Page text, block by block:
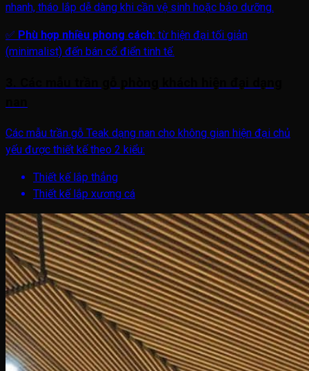
nhanh, tháo lắp dễ dàng khi cần vệ sinh hoặc bảo dưỡng.
✅ Phù hợp nhiều phong cách: từ hiện đại tối giản
(minimalist) đến bán cổ điển tinh tế.
Các mẫu trần gỗ Teak dạng nan cho không gian hiện đại chủ
yếu được thiết kế theo 2 kiểu:
Thiết kế lắp thẳng
Thiết kế lắp xương cá